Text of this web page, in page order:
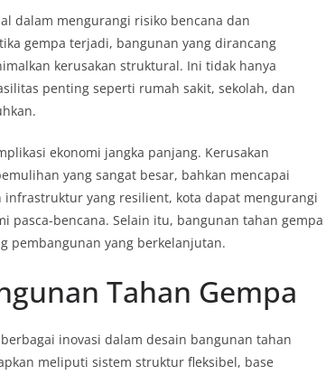
dalam mengurangi risiko bencana dan
gempa terjadi, bangunan yang dirancang
kerusakan struktural. Ini tidak hanya
penting seperti rumah sakit, sekolah, dan
ekonomi jangka panjang. Kerusakan
yang sangat besar, bahkan mencapai
yang resilient, kota dapat mengurangi
pasca-bencana. Selain itu, bangunan tahan gempa
pembangunan yang berkelanjutan.
Tahan Gempa
inovasi dalam desain bangunan tahan
meliputi sistem struktur fleksibel, base